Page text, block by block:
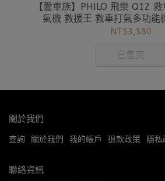
【愛車族】PHILO 飛樂 Q12
氣機 救援王 救車打氣多功能
NT$3,580
已售完
關於我們
查詢 關於我們 我的帳戶 退款政策 隱
聯絡資訊